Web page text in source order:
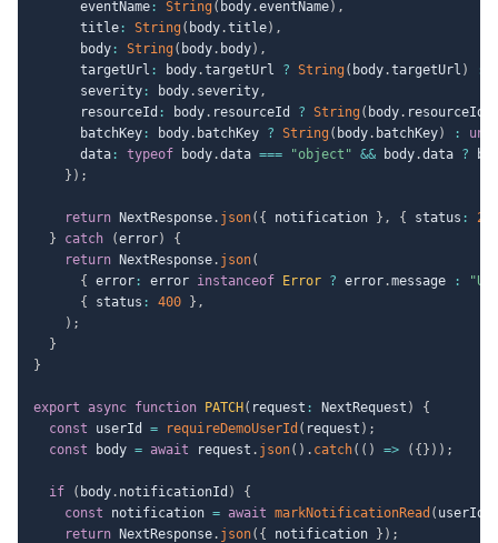
      eventName
: String ( body.eventName) ,
      title
: String ( body.title) ,
      body
: String ( body. body) ,
      targetUrl
: body.targetUrl ? String ( body.targetUrl )
      severity
: body. severity,
      resourceId
: body. resourceId ? String ( body. resourceId
      batchKey
: body. batchKey ? String ( body. batchKey) :
      data
: typeof body.data === "object" && body.data ?
} ) ;
return NextResponse. json( { notification } , { status :
}
catch (error)
{
return NextResponse. json(
{
error : error instanceof Error ? error.message :
{
status : 400 } ,
) ;
}
}
export async function PATCH ( request : NextRequest )
{
const userId = requireDemoUserId ( request ) ;
const body = await request . json( ) . catch( ( ) => ( { } ) ) ;
if ( body. notificationId )
{
const notification = await markNotificationRead ( userId
return NextResponse. json( { notification } ) ;